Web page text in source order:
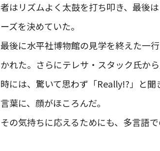
者はリズムよく太鼓を打ち叩き、最後
ーズを決めていた。
最後に水平社博物館の見学を終えた一
かれた。さらにテレサ・スタック氏か
時には、驚いて思わず「Really!?」と
言葉に、顔がほころんだ。
その気持ちに応えるためにも、多言語